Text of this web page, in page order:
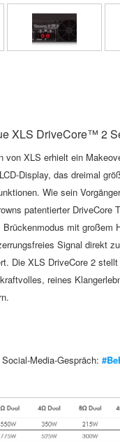
Sprache/Region
XLS DriveCore™ 2
von XLS erhielt ein
Display, das dreimal
Wie sein
patentierter DriveCore
mit großem
Signal direkt
Die XLS DriveCore 2
reines
Media-Gespräch: